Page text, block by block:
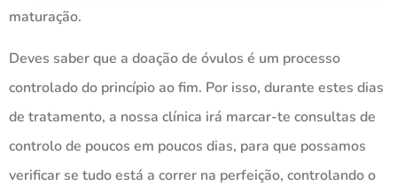
maturação.
Deves saber que a doação de óvulos é um processo
controlado do princípio ao fim. Por isso, durante estes dias
de tratamento, a nossa clínica irá marcar-te consultas de
controlo de poucos em poucos dias, para que possamos
verificar se tudo está a correr na perfeição, controlando o